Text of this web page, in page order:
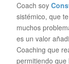
Coach soy
sistémico, que
muchos
es un valor
Coaching que
permitiendo que